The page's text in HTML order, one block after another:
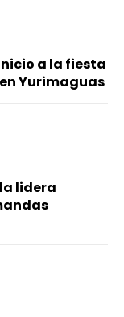
a la fiesta
Yurimaguas
lidera